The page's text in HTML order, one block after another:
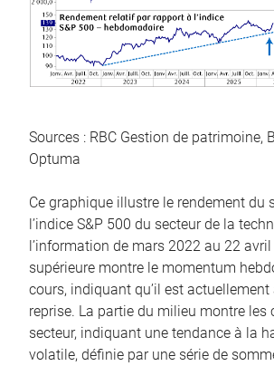
Sources : RBC Gestion de patrimoine,
Optuma
Ce graphique illustre le rendement du
l’indice S&P 500 du secteur de la
l’information de mars 2022 au 22
supérieure montre le momentum
cours, indiquant qu’il est actuellement
reprise. La partie du milieu montre les
secteur, indiquant une tendance à la
volatile, définie par une série de